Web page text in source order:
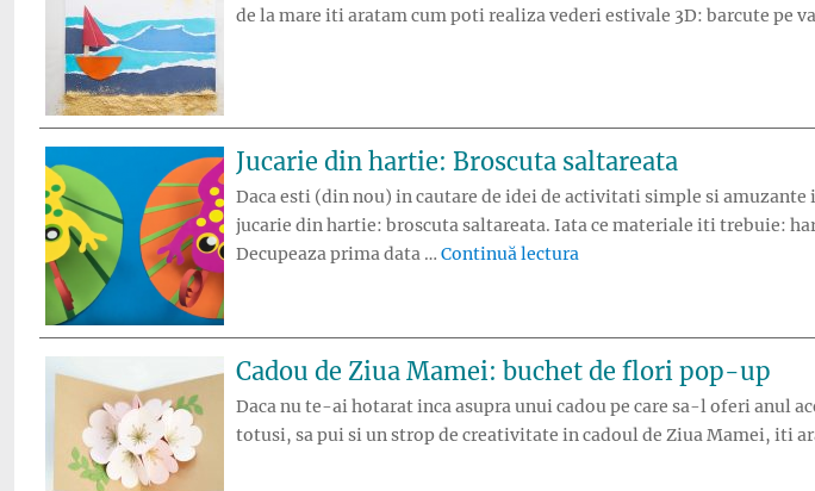
de la mare iti aratam cum poti realiza vederi estivale 3D: barcute pe
Jucarie din hartie: Broscuta saltareata
Daca esti (din nou) in cautare de idei de activitati simple si
jucarie din hartie: broscuta saltareata. Iata ce materiale iti trebuie:
Decupeaza prima data … Continuă lectura
Cadou de Ziua Mamei: buchet de flori pop-up
Daca nu te-ai hotarat inca asupra unui cadou pe care sa-l oferi anul
totusi, sa pui si un strop de creativitate in cadoul de Ziua Mamei, iti